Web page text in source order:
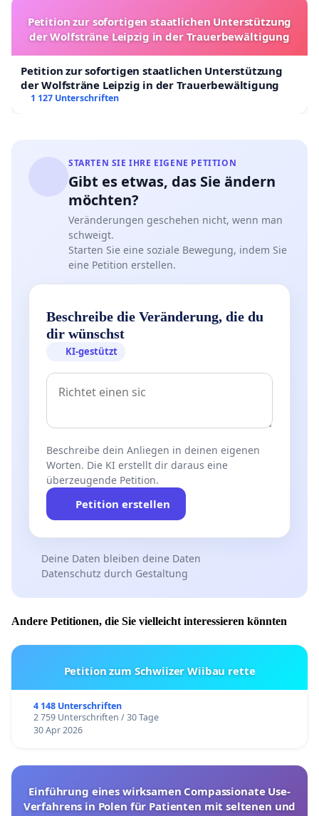
Petition zur sofortigen staatlichen Unterstützung
der Wolfsträne Leipzig in der Trauerbewältigung
Petition zur sofortigen staatlichen Unterstützung
der Wolfsträne Leipzig in der Trauerbewältigung
1 127 Unterschriften
STARTEN SIE IHRE EIGENE PETITION
Gibt es etwas, das Sie ändern
möchten?
Veränderungen geschehen nicht, wenn man
schweigt.
Starten Sie eine soziale Bewegung, indem Sie
eine Petition erstellen.
Beschreibe die Veränderung, die du
dir wünschst
KI-gestützt
Beschreibe dein Anliegen in deinen eigenen
Worten. Die KI erstellt dir daraus eine
überzeugende Petition.
Petition erstellen
Deine Daten bleiben deine Daten
Datenschutz durch Gestaltung
Andere Petitionen, die Sie vielleicht interessieren könnten
Petition zum Schwiizer Wiibau rette
4 148 Unterschriften
2 759 Unterschriften / 30 Tage
30 Apr 2026
Einführung eines wirksamen Compassionate Use-
Verfahrens in Polen für Patienten mit seltenen und